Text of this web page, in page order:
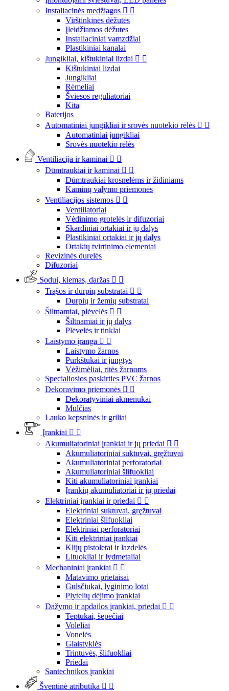
Instaliacinės medžiagos  
Virštinkinės dėžutės
Įleidžiamos dėžutes
Instaliaciniai vamzdžiai
Plastikiniai kanalai
Jungikliai, kištukiniai lizdai  
Kištukiniai lizdai
Jungikliai
Rėmeliai
Šviesos reguliatoriai
Kita
Baterijos
Automatiniai jungikliai ir srovės nuotekio rėlės  
Automatiniai jungikliai
Srovės nuotekio rėlės
Ventiliacija ir kaminai  
Dūmtraukiai ir kaminai  
Dūmtraukiai krosnelėms ir židiniams
Kaminų valymo priemonės
Ventiliacijos sistemos  
Ventiliatoriai
Vėdinimo grotelės ir difuzoriai
Skardiniai ortakiai ir jų dalys
Plastikiniai ortakiai ir jų dalys
Ortakių tvirtinimo elementai
Revizinės durelės
Difuzoriai
Sodui, kiemas, daržas  
Trąšos ir durpių substratai  
Durpių ir žemių substratai
Šiltnamiai, plėvelės  
Šiltnamiai ir jų dalys
Plėvelės ir tinklai
Laistymo įranga  
Laistymo žarnos
Purkštukai ir jungtys
Vėžimėliai, ritės žarnoms
Specialiosios paskirties PVC žarnos
Dekoravimo priemonės  
Dekoratyviniai akmenukai
Mulčias
Lauko kepsninės ir griliai
Įrankiai  
Akumuliatoriniai įrankiai ir jų priedai  
Akumuliatoriniai suktuvai, gręžtuvai
Akumuliatoriniai perforatoriai
Akumuliatoriniai šlifuokliai
Kiti akumuliatoriniai įrankiai
Įrankių akumuliatoriai ir jų priedai
Elektriniai įrankiai ir priedai  
Elektriniai suktuvai, gręžtuvai
Elektriniai šlifuokliai
Elektriniai perforatoriai
Kiti elektriniai įrankiai
Klijų pistoletai ir lazdelės
Lituokliai ir lydmetaliai
Mechaniniai įrankiai  
Matavimo prietaisai
Gulsčiukai, lyginimo lotai
Plytelių dėjimo įrankiai
Dažymo ir apdailos įrankiai, priedai  
Teptukai, šepečiai
Voleliai
Vonelės
Glaistyklės
Trintuvės, šlifuokliai
Priedai
Santechnikos įrankiai
Šventinė atributika  